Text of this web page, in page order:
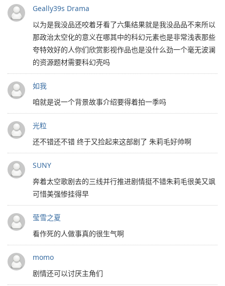
Geally39s Drama
以为是我没品还咬着牙看了六集结果就是我没品品不来所以
那政治太空化的意义在哪其中的科幻元素也是非常浅表那些
夸特效好的人你们欣赏影视作品也是没什么劲一个毫无波澜
的资源题材需要科幻壳吗
如我
咱就是说一个背景故事介绍要得着拍一季吗
光粒
还不错还不错 终于又捡起来这部剧了 朱莉毛好帅啊
SUNY
奔着太空歌剧去的三线并行推进剧情挺不错朱莉毛很美又飒
可惜美强惨挂得早
莹雪之夏
看作死的人做事真的很生气啊
momo
剧情还可以讨厌主角们